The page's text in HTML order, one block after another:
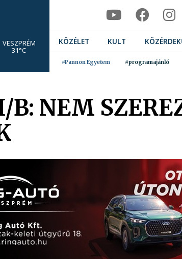
VESZPRÉM
31°C
KÖZÉLET KULT
#Pannon Egyetem #programajánló
NEM